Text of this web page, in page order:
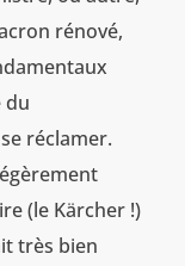
rénové,
du
réclamer.
(le Kärcher !)
très bien